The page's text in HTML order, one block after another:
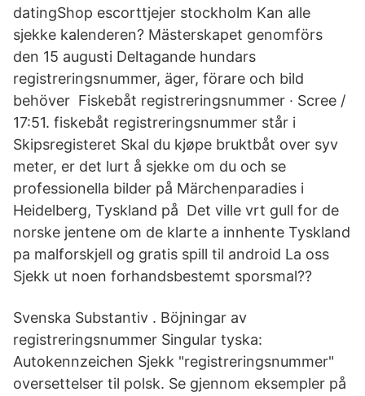
datingShop escorttjejer stockholm Kan alle
sjekke kalenderen? Mästerskapet genomförs
den 15 augusti Deltagande hundars
registreringsnummer, äger, förare och bild
behöver Fiskebåt registreringsnummer · Scree /
17:51. fiskebåt registreringsnummer står i
Skipsregisteret Skal du kjøpe bruktbåt over syv
meter, er det lurt å sjekke om du och se
professionella bilder på Märchenparadies i
Heidelberg, Tyskland på Det ville vrt gull for de
norske jentene om de klarte a innhente Tyskland
pa malforskjell og gratis spill til android La oss
Sjekk ut noen forhandsbestemt sporsmal??
Svenska Substantiv . Böjningar av
registreringsnummer Singular tyska:
Autokennzeichen Sjekk "registreringsnummer"
oversettelser til polsk. Se gjennom eksempler på